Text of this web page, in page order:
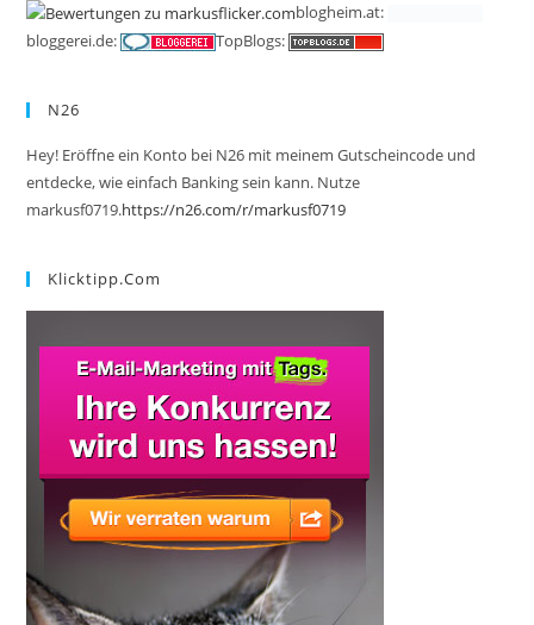
blogheim.at:
bloggerei.de:
TopBlogs:
N26
Hey! Eröffne ein Konto bei N26 mit meinem Gutscheincode und
entdecke, wie einfach Banking sein kann. Nutze
markusf0719.https://n26.com/r/markusf0719
Klicktipp.com